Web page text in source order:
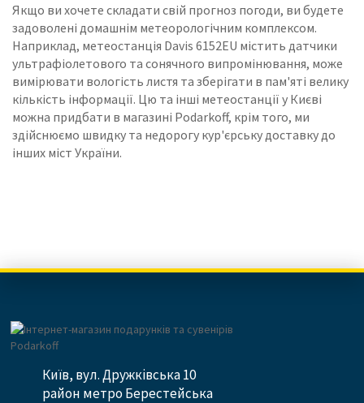
Якщо ви хочете складати свій прогноз погоди, ви будете
задоволені домашнім метеорологічним комплексом.
Наприклад, метеостанція Davis 6152EU містить датчики
ультрафіолетового та сонячного випромінювання, може
вимірювати вологість листя та зберігати в пам'яті велику
кількість інформації. Цю та інші метеостанції у Києві
можна придбати в магазині Podarkoff, крім того, ми
здійснюємо швидку та недорогу кур'єрську доставку до
інших міст України.
Київ, вул. Дружківська 10
район метро Берестейська